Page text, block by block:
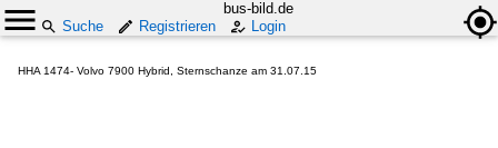
bus-bild.de
Suche
Registrieren Login
HHA 1474- Volvo 7900 Hybrid, Sternschanze am 31.07.15